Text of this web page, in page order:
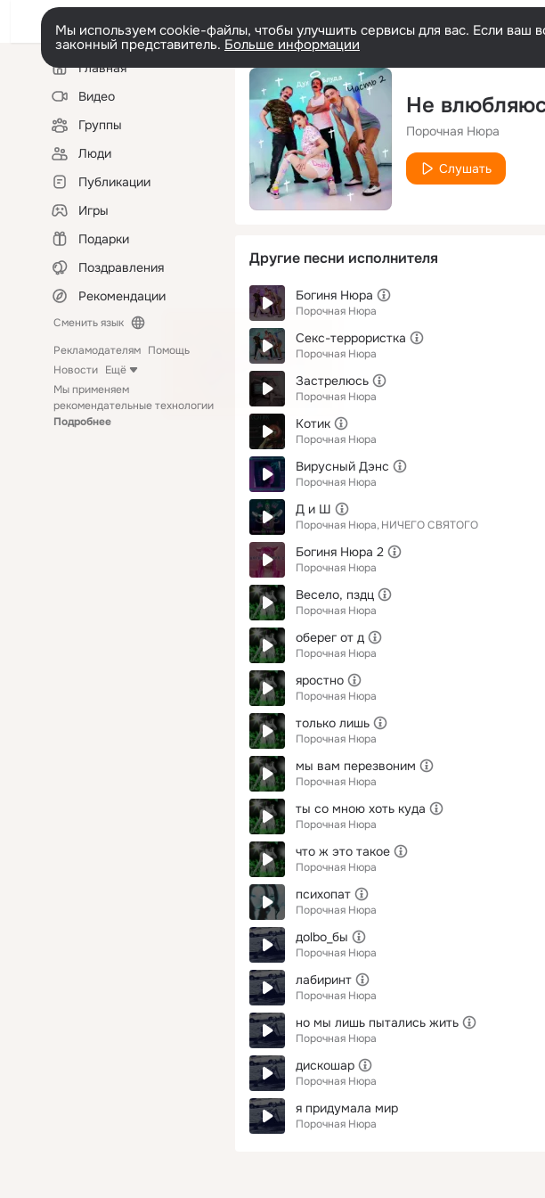
Мы используем cookie-файлы, чтобы улучшить сервисы для вас. Если ваш
законный представитель. Больше информации
Левая
колонкаГлавная
Видео
Группы
Люди
Публикации
Игры
Подарки
Поздравления
Рекомендации
Сменить язык
Рекламодателям Помощь
Новости Ещё
Мы применяем
рекомендательные технологии
Подробнее
Не
Порочная Нюра
Слушать
Другие песни исполнителя
Богиня Нюра
Порочная Нюра
Секс-террористка
Порочная Нюра
Застрелюсь
Порочная Нюра
Котик
Порочная Нюра
Вирусный Дэнс
Порочная Нюра
Д и Ш
Порочная Нюра НИЧЕГО СВЯТОГО
Богиня Нюра 2
Порочная Нюра
Весело, пздц
Порочная Нюра
оберег от д
Порочная Нюра
яростно
Порочная Нюра
только лишь
Порочная Нюра
мы вам перезвоним
Порочная Нюра
ты со мною хоть куда
Порочная Нюра
что ж это такое
Порочная Нюра
психопат
Порочная Нюра
доlbo_бы
Порочная Нюра
лабиринт
Порочная Нюра
но мы лишь пытались жить
Порочная Нюра
дискошар
Порочная Нюра
я придумала мир
Порочная Нюра